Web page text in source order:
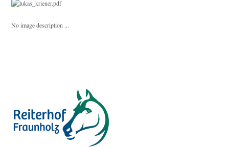
No image description ...